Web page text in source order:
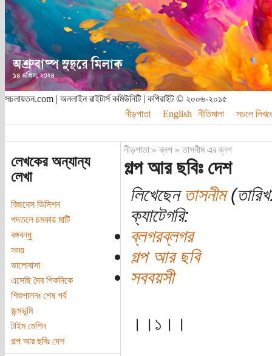
সচলায়তন.com | অনলাইন রাইটার্স কমিউনিটি | কপিরাইট © ২০০৬-২০১৫
নীড়পাতা
English নীতিমালা সচলে
লেখকের অন্যান্য
লেখা
বিজনেস ডিসিশন
পদতলে চমকায় মাটি
বঙ্গবন্ধু
সময়
ভালোবাসা
এসেছি দৈব পিকনিকে
শিশুপালনঃ শেষ পর্ব
জন্মভূমি
টাইম মেশিন
গল্প আর ছবিঃ দেশ
নীড়পাতা»ব্লগ»তাসনীম এর ব্লগ
গল্প আর ছবিঃ দেশ
লিখেছেনতাসনীম
ক্যাটেগরি:
ব্লগরব্লগর
গল্প আর ছবি
সববয়সী
।।১।।